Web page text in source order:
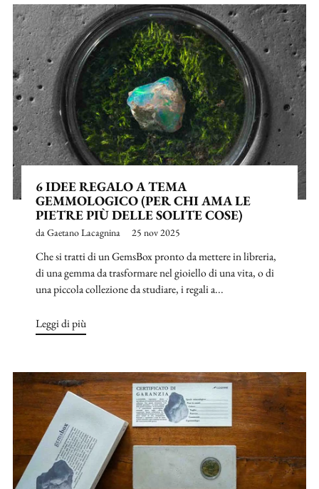
6 IDEE REGALO A TEMA
GEMMOLOGICO (PER CHI AMA LE
PIETRE PIÙ DELLE SOLITE COSE)
da Gaetano Lacagnina 25 nov 2025
Che si tratti di un GemsBox pronto da mettere in libreria,
di una gemma da trasformare nel gioiello di una vita, o di
una piccola collezione da studiare, i regali a...
Leggi di più